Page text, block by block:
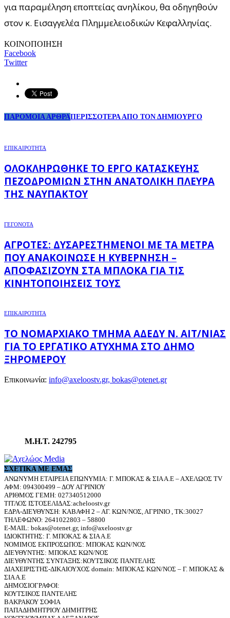
για παραμέληση εποπτείας ανηλίκου, θα οδηγηθούν
στον κ. Εισαγγελέα Πλημμελειοδικών Κεφαλληνίας.
ΚΟΙΝΟΠΟΙΗΣΗ
Facebook
Twitter
ΠΑΡΟΜΟΙΑ ΑΡΘΡΑΠΕΡΙΣΣΟΤΕΡΑ ΑΠΟ ΤΟΝ ΔΗΜΙΟΥΡΓΟ
ΕΠΙΚΑΙΡΟΤΗΤΑ
ΟΛΟΚΛΗΡΏΘΗΚΕ ΤΟ ΈΡΓΟ ΚΑΤΑΣΚΕΥΉΣ
ΠΕΖΟΔΡΟΜΊΩΝ ΣΤΗΝ ΑΝΑΤΟΛΙΚΉ ΠΛΕΥΡΆ
ΤΗΣ ΝΑΥΠΆΚΤΟΥ
ΓΕΓΟΝΟΤΑ
ΑΓΡΌΤΕΣ: ΔΥΣΑΡΕΣΤΗΜΈΝΟΙ ΜΕ ΤΑ ΜΈΤΡΑ
ΠΟΥ ΑΝΑΚΟΊΝΩΣΕ Η ΚΥΒΈΡΝΗΣΗ –
ΑΠΟΦΑΣΊΖΟΥΝ ΣΤΑ ΜΠΛΌΚΑ ΓΙΑ ΤΙΣ
ΚΙΝΗΤΟΠΟΙΉΣΕΙΣ ΤΟΥΣ
ΕΠΙΚΑΙΡΟΤΗΤΑ
ΤΟ ΝΟΜΑΡΧΙΑΚΌ ΤΜΉΜΑ ΑΔΕΔΥ Ν. ΑΙΤ/ΝΊΑΣ
ΓΙΑ ΤΟ ΕΡΓΑΤΙΚΌ ΑΤΎΧΗΜΑ ΣΤΟ ΔΉΜΟ
ΞΗΡΟΜΈΡΟΥ
Επικοινωνία: info@axeloostv.gr, bokas@otenet.gr
Μ.Η.Τ. 242795
ΣΧΕΤΙΚΆ ΜΕ ΕΜΆΣ
ΑΝΩΝΥΜΗ ΕΤΑΙΡΕΙΑ ΕΠΩΝΥΜΙΑ: Γ. ΜΠΟΚΑΣ & ΣΙΑ Α.Ε – ΑΧΕΛΩΟΣ TV
ΑΦΜ: 094300499 – ΔΟΥ ΑΓΡΙΝΙΟΥ
ΑΡΙΘΜΟΣ ΓΕΜΗ: 027340512000
ΤΙΤΛΟΣ ΙΣΤΟΣΕΛΙΔΑΣ:acheloostv.gr
ΕΔΡΑ-ΔΙΕΥΘΥΝΣΗ: ΚΑΒΑΦΗ 2 – ΑΓ. ΚΩΝ/ΝΟΣ, ΑΓΡΙΝΙΟ , ΤΚ:30027
ΤΗΛΕΦΩΝΟ: 2641022803 – 58800
E-MAIL: bokas@otenet.gr, info@axeloostv.gr
ΙΔΙΟΚΤΗΤΗΣ: Γ. ΜΠΟΚΑΣ & ΣΙΑ Α.Ε
ΝΟΜΙΜΟΣ ΕΚΠΡΟΣΩΠΟΣ: ΜΠΟΚΑΣ ΚΩΝ/ΝΟΣ
ΔΙΕΥΘΥΝΤΗΣ: ΜΠΟΚΑΣ ΚΩΝ/ΝΟΣ
ΔΙΕΥΘΥΝΤΗΣ ΣΥΝΤΑΞΗΣ:ΚΟΥΤΣΙΚΟΣ ΠΑΝΤΕΛΗΣ
ΔΙΑΧΕΙΡΙΣΤΗΣ-ΔΙΚΑΙΟΥΧΟΣ domain: ΜΠΟΚΑΣ ΚΩΝ/ΝΟΣ – Γ. ΜΠΟΚΑΣ &
ΣΙΑ Α.Ε
ΔΗΜΟΣΙΟΓΡΑΦΟΙ:
ΚΟΥΤΣΙΚΟΣ ΠΑΝΤΕΛΗΣ
ΒΑΚΡΑΚΟΥ ΣΟΦΙΑ
ΠΑΠΑΔΗΜΗΤΡΙΟΥ ΔΗΜΗΤΡΗΣ